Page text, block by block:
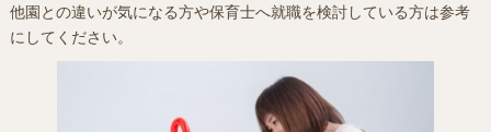
他園との違いが気になる方や保育士へ就職を検討している方は参考
にしてください。